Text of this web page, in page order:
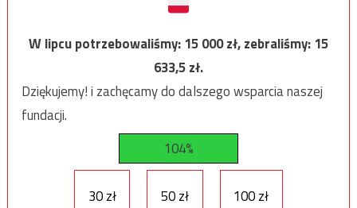
W lipcu potrzebowaliśmy:15 000zł, zebraliśmy:15
633,5zł.
Dziękujemy! i zachęcamy do dalszego wsparcia naszej
fundacji.
104%
30 zł 50 zł 100 zł